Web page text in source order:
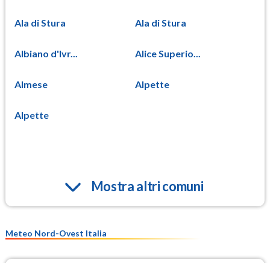
Ala di Stura Ala di Stura
Albiano d'Ivr... Alice Superio...
Almese Alpette
Alpette
Mostra altri comuni
Meteo Nord-Ovest Italia